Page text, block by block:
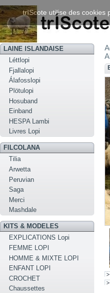
LAINE ISLANDAISE
Léttlopi
Fjallalopi
Álafosslopi
Plötulopi
Hosuband
Einband
HESPA Lambi
Livres Lopi
FILCOLANA
Tilia
Arwetta
Peruvian
Saga
Merci
Mashdale
KITS & MODELES
EXPLICATIONS Lopi
FEMME LOPI
HOMME & MIXTE LOPI
ENFANT LOPI
CROCHET
Chaussettes
trIScote utilise des cookies